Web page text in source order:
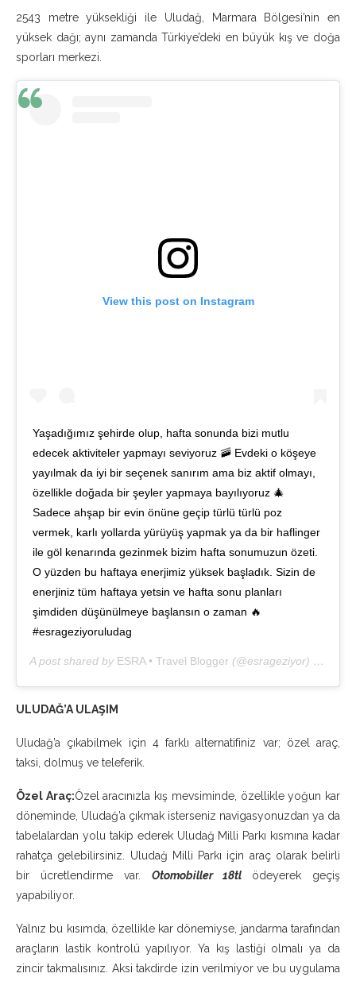
2543 metre yüksekliği ile Uludağ, Marmara Bölgesi’nin en
yüksek dağı; aynı zamanda Türkiye’deki en büyük kış ve doğa
sporları merkezi.
View this post on Instagram
Yaşadığımız şehirde olup, hafta sonunda bizi mutlu
edecek aktiviteler yapmayı seviyoruz 🚠 Evdeki o köşeye
yayılmak da iyi bir seçenek sanırım ama biz aktif olmayı,
özellikle doğada bir şeyler yapmaya bayılıyoruz 🎄
Sadece ahşap bir evin önüne geçip türlü türlü poz
vermek, karlı yollarda yürüyüş yapmak ya da bir haflinger
ile göl kenarında gezinmek bizim hafta sonumuzun özeti.
O yüzden bu haftaya enerjimiz yüksek başladık. Sizin de
enerjiniz tüm haftaya yetsin ve hafta sonu planları
şimdiden düşünülmeye başlansın o zaman 🔥
#esrageziyoruludag
A post shared by ESRA • Travel Blogger (@esrageziyor) on
ULUDAĞ’A ULAŞIM
Uludağ’a çıkabilmek için 4 farklı alternatifiniz var; özel araç,
taksi, dolmuş ve teleferik.
Özel Araç:Özel aracınızla kış mevsiminde, özellikle yoğun kar
döneminde, Uludağ’a çıkmak isterseniz navigasyonuzdan ya da
tabelalardan yolu takip ederek Uludağ Milli Parkı kısmına kadar
rahatça gelebilirsiniz. Uludağ Milli Parkı için araç olarak belirli
bir ücretlendirme var. Otomobiller 18tl
ödeyerek geçiş
yapabiliyor.
Yalnız bu kısımda, özellikle kar dönemiyse, jandarma tarafından
araçların lastik kontrolü yapılıyor. Ya kış lastiği olmalı ya da
zincir takmalısınız. Aksi takdirde izin verilmiyor ve bu uygulama